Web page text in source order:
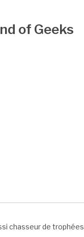
of Geeks
chasseur de trophées